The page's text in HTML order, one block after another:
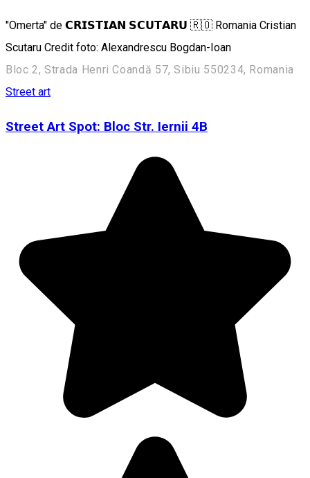
"Omerta" de 𝗖𝗥𝗜𝗦𝗧𝗜𝗔𝗡 𝗦𝗖𝗨𝗧𝗔𝗥𝗨 🇷🇴 Romania Cristian
Scutaru Credit foto: Alexandrescu Bogdan-Ioan
Bloc 2, Strada Henri Coandă 57, Sibiu 550234, Romania
Street art
Street Art Spot: Bloc Str. Iernii 4B